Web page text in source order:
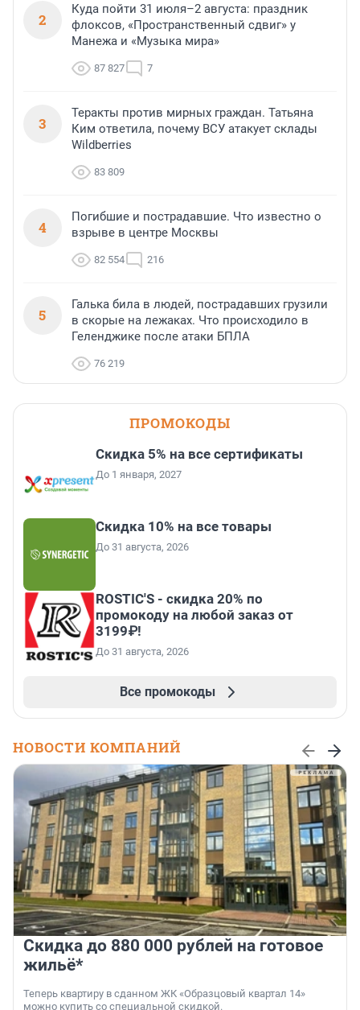
2
Куда пойти 31 июля–2 августа: праздник
флоксов, «Пространственный сдвиг» у
Манежа и «Музыка мира»
87 827 7
3
Теракты против мирных граждан. Татьяна
Ким ответила, почему ВСУ атакует склады
Wildberries
83 809
4
Погибшие и пострадавшие. Что известно о
взрыве в центре Москвы
82 554 216
5
Галька била в людей, пострадавших грузили
в скорые на лежаках. Что происходило в
Геленджике после атаки БПЛА
76 219
ПРОМОКОДЫ
Скидка 5% на все сертификаты
До 1 января, 2027
Скидка 10% на все товары
До 31 августа, 2026
ROSTIC'S - скидка 20% по
промокоду на любой заказ от
3199₽!
До 31 августа, 2026
Все промокоды
НОВОСТИ КОМПАНИЙ
Скидка до 880 000 рублей на готовое
жильё*
Теперь квартиру в сданном ЖК «Образцовый квартал 14»
можно купить со специальной скидкой.